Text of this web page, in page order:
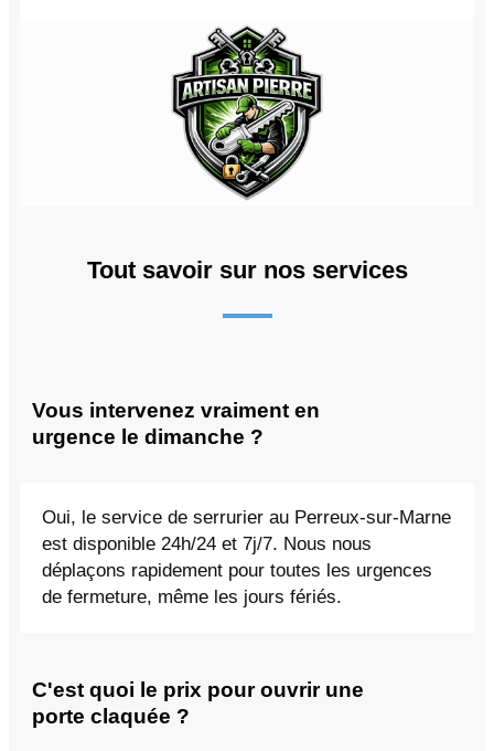
Tout savoir sur nos services
Vous intervenez vraiment en
urgence le dimanche ?
Oui, le service de serrurier au Perreux-sur-Marne
est disponible 24h/24 et 7j/7. Nous nous
déplaçons rapidement pour toutes les urgences
de fermeture, même les jours fériés.
C'est quoi le prix pour ouvrir une
porte claquée ?